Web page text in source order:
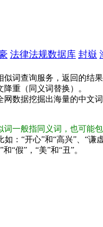
法律法规数据库 封嶽
词查询服务，返回的结
重（同义词替换）。
数据挖掘出海量的中文
一般指同义词，也可能
：“开心”和“高兴”、“谦虚
“假”，“美”和“丑”。